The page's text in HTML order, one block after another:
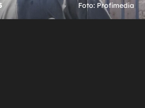
Foto: Profimedia